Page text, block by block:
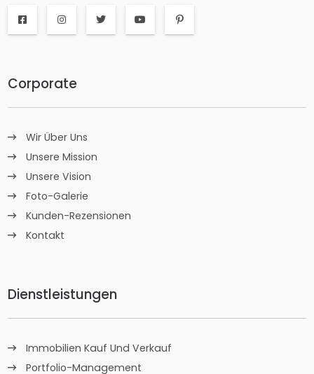
Corporate
Wir Über Uns
Unsere Mission
Unsere Vision
Foto-Galerie
Kunden-Rezensionen
Kontakt
Dienstleistungen
Immobilien Kauf Und Verkauf
Portfolio-Management